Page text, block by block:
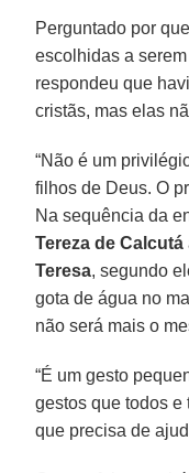
Perguntado por
escolhidas a
respondeu que
cristãs, mas elas
“Não é um
filhos de Deus. O
Na sequência da
Tereza de Calcutá
Teresa, segundo
gota de água no
não será mais o
“É um gesto
gestos que todos
que precisa de